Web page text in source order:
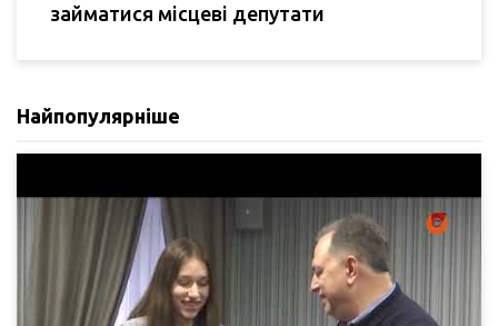
займатися місцеві депутати
Найпопулярніше